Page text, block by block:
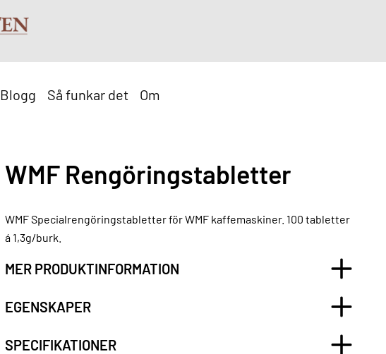
Blogg Så funkar det Om
WMF Rengöringstabletter
WMF Specialrengöringstabletter för WMF kaffemaskiner. 100 tabletter
á 1,3g/burk.
MER PRODUKTINFORMATION
EGENSKAPER
SPECIFIKATIONER